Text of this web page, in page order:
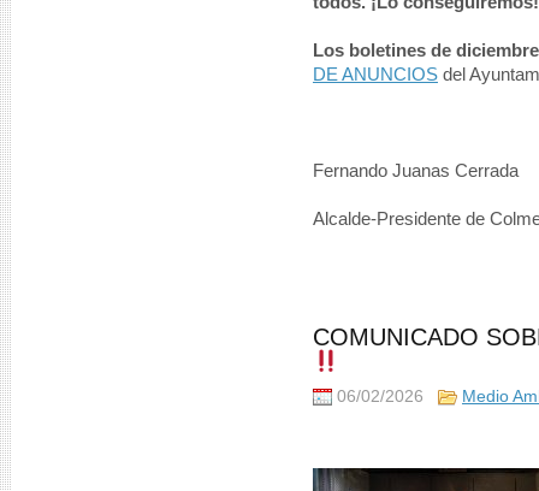
Los boletines de
DE ANUNCIOS del
Fernando Juanas Cerrada
Alcalde-Presidente de
COMUNICADO
06/02/2026 Medio